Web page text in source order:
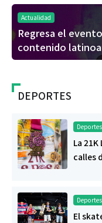
Actualidad
Regresa el
contenido
DEPORTES
Deportes
La
calles
Deportes
El